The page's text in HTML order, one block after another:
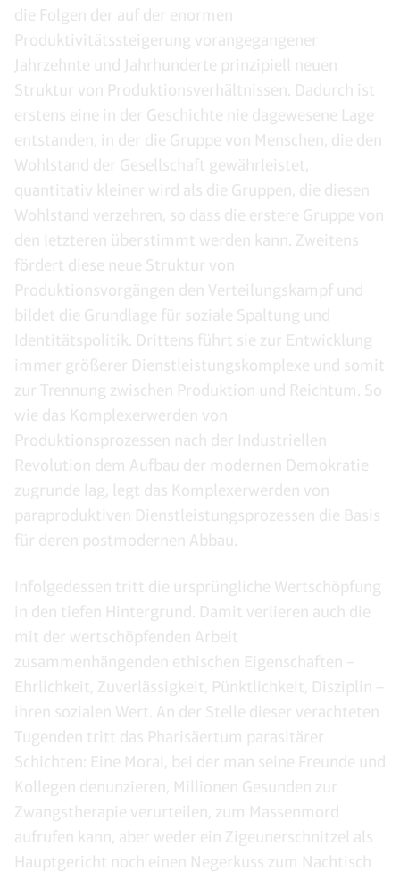
die Folgen der auf der enormen
Produktivitätssteigerung vorangegangener
Jahrzehnte und Jahrhunderte prinzipiell neuen
Struktur von Produktionsverhältnissen. Dadurch ist
erstens eine in der Geschichte nie dagewesene Lage
entstanden, in der die Gruppe von Menschen, die den
Wohlstand der Gesellschaft gewährleistet,
quantitativ kleiner wird als die Gruppen, die diesen
Wohlstand verzehren, so dass die erstere Gruppe von
den letzteren überstimmt werden kann. Zweitens
fördert diese neue Struktur von
Produktionsvorgängen den Verteilungskampf und
bildet die Grundlage für soziale Spaltung und
Identitätspolitik. Drittens führt sie zur Entwicklung
immer größerer Dienstleistungskomplexe und somit
zur Trennung zwischen Produktion und Reichtum. So
wie das Komplexerwerden von
Produktionsprozessen nach der Industriellen
Revolution dem Aufbau der modernen Demokratie
zugrunde lag, legt das Komplexerwerden von
paraproduktiven Dienstleistungsprozessen die Basis
für deren postmodernen Abbau.
Infolgedessen tritt die ursprüngliche Wertschöpfung
in den tiefen Hintergrund. Damit verlieren auch die
mit der wertschöpfenden Arbeit
zusammenhängenden ethischen Eigenschaften –
Ehrlichkeit, Zuverlässigkeit, Pünktlichkeit, Disziplin –
ihren sozialen Wert. An der Stelle dieser verachteten
Tugenden tritt das Pharisäertum parasitärer
Schichten: Eine Moral, bei der man seine Freunde und
Kollegen denunzieren, Millionen Gesunden zur
Zwangstherapie verurteilen, zum Massenmord
aufrufen kann, aber weder ein Zigeunerschnitzel als
Hauptgericht noch einen Negerkuss zum Nachtisch